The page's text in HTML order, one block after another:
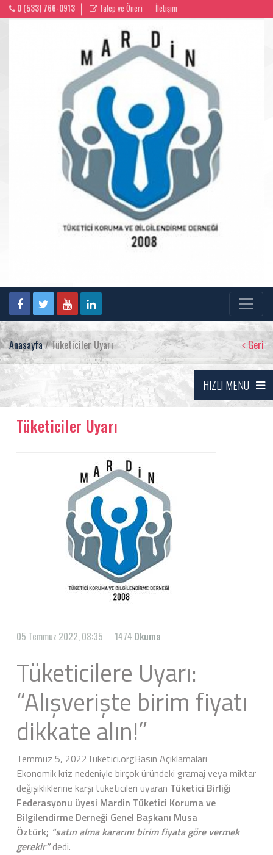
0 (533) 766-0913 Talep ve Öneri İletişim
Anasayfa/ Tüketiciler Uyarı Geri
HIZLI MENU
Tüketiciler Uyarı
05 Temmuz 2022, 08:35 1474 Okuma
Tüketicilere Uyarı:
“Alışverişte birim fiyatı
dikkate alın!”
Temmuz 5, 2022Tuketici.orgBasın Açıklamaları
Ekonomik kriz nedeniyle birçok üründeki gramaj veya miktar
değişikliklerine karşı tüketicileri uyaran Tüketici Birliği
Federasyonu üyesi Mardin Tüketici Koruma ve
Bilgilendirme Derneği Genel Başkanı Musa
Öztürk; “satın alma kararını birim fiyata göre vermek
gerekir” dedi.